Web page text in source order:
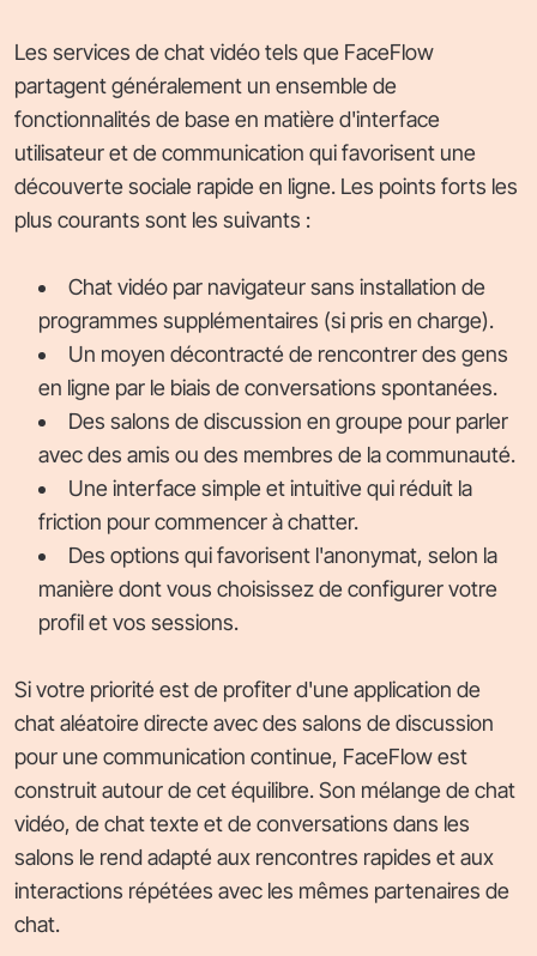
Les services de chat vidéo tels que FaceFlow
partagent généralement un ensemble de
fonctionnalités de base en matière d'interface
utilisateur et de communication qui favorisent une
découverte sociale rapide en ligne. Les points forts les
plus courants sont les suivants :
Chat vidéo par navigateur sans installation de
programmes supplémentaires (si pris en charge).
Un moyen décontracté de rencontrer des gens
en ligne par le biais de conversations spontanées.
Des salons de discussion en groupe pour parler
avec des amis ou des membres de la communauté.
Une interface simple et intuitive qui réduit la
friction pour commencer à chatter.
Des options qui favorisent l'anonymat, selon la
manière dont vous choisissez de configurer votre
profil et vos sessions.
Si votre priorité est de profiter d'une application de
chat aléatoire directe avec des salons de discussion
pour une communication continue, FaceFlow est
construit autour de cet équilibre. Son mélange de chat
vidéo, de chat texte et de conversations dans les
salons le rend adapté aux rencontres rapides et aux
interactions répétées avec les mêmes partenaires de
chat.